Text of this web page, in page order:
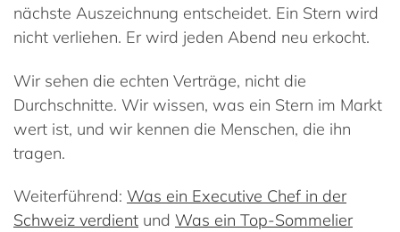
nächste Auszeichnung entscheidet. Ein Stern wird
nicht verliehen. Er wird jeden Abend neu erkocht.
Wir sehen die echten Verträge, nicht die
Durchschnitte. Wir wissen, was ein Stern im Markt
wert ist, und wir kennen die Menschen, die ihn
tragen.
Weiterführend: Was ein Executive Chef in der
Schweiz verdient und Was ein Top-Sommelier